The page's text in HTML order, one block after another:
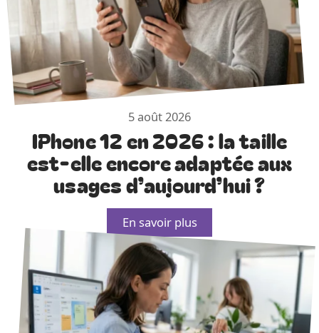
5 août 2026
IPhone 12 en 2026 : la taille
est-elle encore adaptée aux
usages d’aujourd’hui ?
En savoir plus